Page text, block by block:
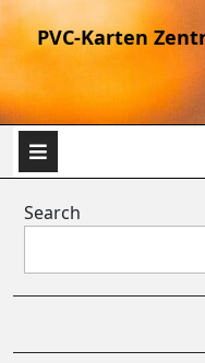
PVC-Karten
Search